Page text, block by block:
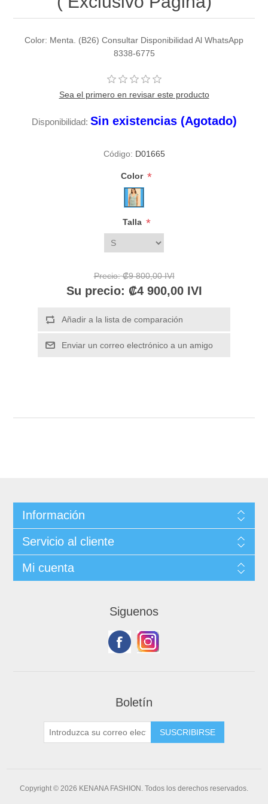
Color: Menta. (B26) Consultar Disponibilidad Al WhatsApp
8338-6775
Sea el primero en revisar este producto
Disponibilidad: Sin existencias (Agotado)
Código: D01665
Color *
Talla *
Precio: ₡9 800,00 IVI
Su precio: ₡4 900,00 IVI
Información
Servicio al cliente
Mi cuenta
Siguenos
Boletín
Copyright © 2026 KENANA FASHION. Todos los derechos reservados.